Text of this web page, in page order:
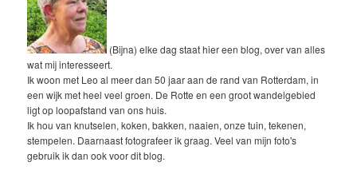
(Bijna) elke dag staat hier een blog, over van alles
wat mij interesseert.
Ik woon met Leo al meer dan 50 jaar aan de rand van Rotterdam, in
een wijk met heel veel groen. De Rotte en een groot wandelgebied
ligt op loopafstand van ons huis.
Ik hou van knutselen, koken, bakken, naaien, onze tuin, tekenen,
stempelen. Daarnaast fotografeer ik graag. Veel van mijn foto's
gebruik ik dan ook voor dit blog.